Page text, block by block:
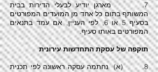
7. מארגן יודיע לבעלי הדירות בבית
המשותף בתום כל אחד מן המועדים המפורטים
בסעיף 5 או 6, לפי העניין, אם עמד בתנאים
המפורטים באותו סעיף.
תוקפה של עסקת התחדשות עירונית
8. (א) נחתמה עסקה ראשונה לפי תכנית